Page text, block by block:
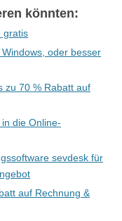
könnten:
gratis
oder besser
zu 70 % Rabatt auf
die Online-
sevdesk für
auf Rechnung &